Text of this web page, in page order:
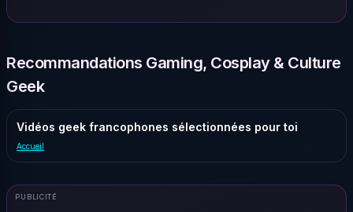
Recommandations Gaming, Cosplay & Culture
Geek
Vidéos geek francophones sélectionnées pour toi
Accueil
PUBLICITÉ